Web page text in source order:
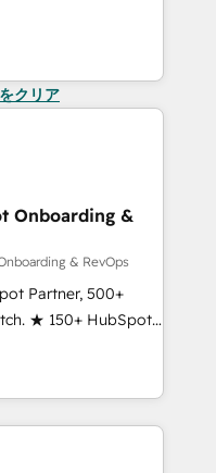
クリア
Onboarding &
& RevOps
Partner, 500+
★ 150+ HubSpot
the team ★
five continents ★ AI-
obsessed ★